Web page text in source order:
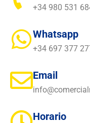
+34 980 531
Whatsapp
+34 697 377
Email
Horario